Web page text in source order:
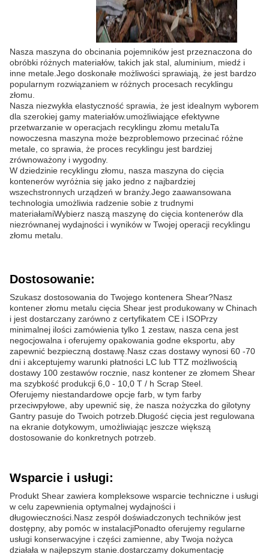
Nasza maszyna do obcinania pojemników jest przeznaczona do
obróbki różnych materiałów, takich jak stal, aluminium, miedź i
inne metale.Jego doskonałe możliwości sprawiają, że jest bardzo
popularnym rozwiązaniem w różnych procesach recyklingu
złomu.
Nasza niezwykła elastyczność sprawia, że jest idealnym wyborem
dla szerokiej gamy materiałów.umożliwiające efektywne
przetwarzanie w operacjach recyklingu złomu metaluTa
nowoczesna maszyna może bezproblemowo przecinać różne
metale, co sprawia, że proces recyklingu jest bardziej
zrównoważony i wygodny.
W dziedzinie recyklingu złomu, nasza maszyna do cięcia
kontenerów wyróżnia się jako jedno z najbardziej
wszechstronnych urządzeń w branży.Jego zaawansowana
technologia umożliwia radzenie sobie z trudnymi
materiałamiWybierz naszą maszynę do cięcia kontenerów dla
niezrównanej wydajności i wyników w Twojej operacji recyklingu
złomu metalu.
Dostosowanie:
Szukasz dostosowania do Twojego kontenera Shear?Nasz
kontener złomu metalu cięcia Shear jest produkowany w Chinach
i jest dostarczany zarówno z certyfikatem CE i ISOPrzy
minimalnej ilości zamówienia tylko 1 zestaw, nasza cena jest
negocjowalna i oferujemy opakowania godne eksportu, aby
zapewnić bezpieczną dostawę.Nasz czas dostawy wynosi 60 -70
dni i akceptujemy warunki płatności LC lub TTZ możliwością
dostawy 100 zestawów rocznie, nasz kontener ze złomem Shear
ma szybkość produkcji 6,0 - 10,0 T / h Scrap Steel.
Oferujemy niestandardowe opcje farb, w tym farby
przeciwpyłowe, aby upewnić się, że nasza nożyczka do gilotyny
Gantry pasuje do Twoich potrzeb.Długość cięcia jest regulowana
na ekranie dotykowym, umożliwiając jeszcze większą
dostosowanie do konkretnych potrzeb.
Wsparcie i usługi:
Produkt Shear zawiera kompleksowe wsparcie techniczne i usługi
w celu zapewnienia optymalnej wydajności i
długowieczności.Nasz zespół doświadczonych techników jest
dostępny, aby pomóc w instalacjiPonadto oferujemy regularne
usługi konserwacyjne i części zamienne, aby Twoja nożyca
działała w najlepszym stanie.dostarczamy dokumentację